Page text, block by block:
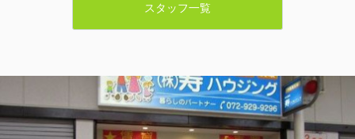
スタッフ一覧